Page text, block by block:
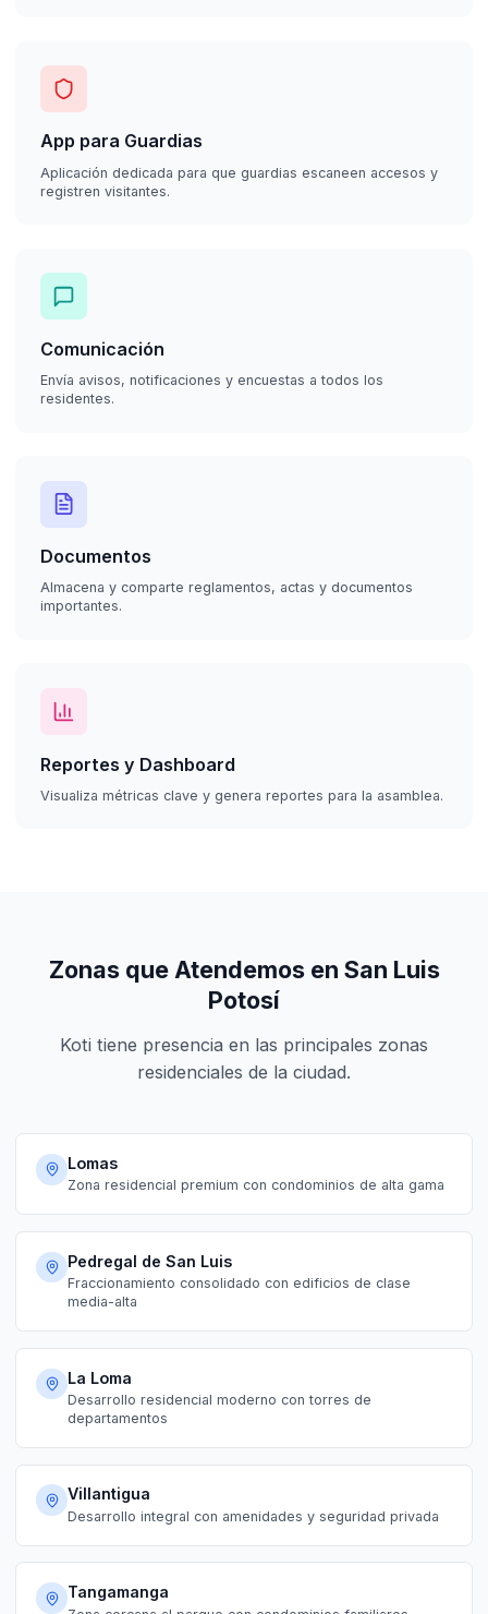
App para Guardias
Aplicación dedicada para que guardias escaneen accesos y
registren visitantes.
Comunicación
Envía avisos, notificaciones y encuestas a todos los
residentes.
Documentos
Almacena y comparte reglamentos, actas y documentos
importantes.
Reportes y Dashboard
Visualiza métricas clave y genera reportes para la asamblea.
Zonas que Atendemos en San Luis
Potosí
Koti tiene presencia en las principales zonas
residenciales de la ciudad.
Lomas
Zona residencial premium con condominios de alta gama
Pedregal de San Luis
Fraccionamiento consolidado con edificios de clase
media-alta
La Loma
Desarrollo residencial moderno con torres de
departamentos
Villantigua
Desarrollo integral con amenidades y seguridad privada
Tangamanga